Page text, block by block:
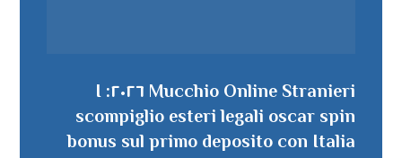
Mucchio Online Stranieri ٢٠٢٦: I
scompiglio esteri legali oscar spin
bonus sul primo deposito con Italia